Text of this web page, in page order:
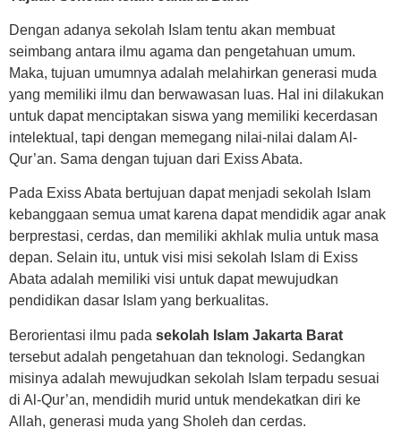
Dengan adanya sekolah Islam tentu akan membuat
seimbang antara ilmu agama dan pengetahuan umum.
Maka, tujuan umumnya adalah melahirkan generasi muda
yang memiliki ilmu dan berwawasan luas. Hal ini dilakukan
untuk dapat menciptakan siswa yang memiliki kecerdasan
intelektual, tapi dengan memegang nilai-nilai dalam Al-
Qur’an. Sama dengan tujuan dari Exiss Abata.
Pada Exiss Abata bertujuan dapat menjadi sekolah Islam
kebanggaan semua umat karena dapat mendidik agar anak
berprestasi, cerdas, dan memiliki akhlak mulia untuk masa
depan. Selain itu, untuk visi misi sekolah Islam di Exiss
Abata adalah memiliki visi untuk dapat mewujudkan
pendidikan dasar Islam yang berkualitas.
Berorientasi ilmu pada sekolah Islam Jakarta Barat
tersebut adalah pengetahuan dan teknologi. Sedangkan
misinya adalah mewujudkan sekolah Islam terpadu sesuai
di Al-Qur’an, mendidih murid untuk mendekatkan diri ke
Allah, generasi muda yang Sholeh dan cerdas.